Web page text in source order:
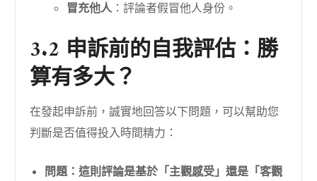
冒充他人：評論者假冒他人身份。
3.2 申訴前的自我評估：勝
算有多大？
在發起申訴前，誠實地回答以下問題，可以幫助您
判斷是否值得投入時間精力：
問題：這則評論是基於「主觀感受」還是「客觀